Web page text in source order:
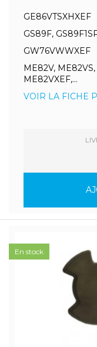
GE86VTSXHXEF
GS89F,
GW76VWWXEF
ME82V,
ME82VXEF,...
VOIR LA FICHE
En stock